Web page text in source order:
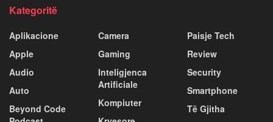
Kategoritë
Aplikacione
Apple
Audio
Auto
Beyond Code
Camera
Gaming
Inteligjenca
Artificiale
Kompiuter
Paisje Tech
Review
Security
Smartphone
Të Gjitha